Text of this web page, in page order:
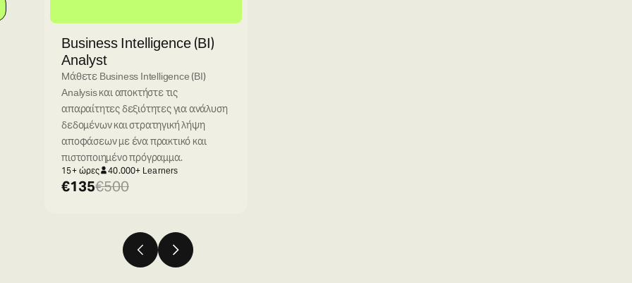
Business Intelligence (BI)
Analyst
Μάθετε Business Intelligence (BI)
Analysis και αποκτήστε τις
απαραίτητες δεξιότητες για ανάλυση
δεδομένων και στρατηγική λήψη
αποφάσεων με ένα πρακτικό και
πιστοποιημένο πρόγραμμα.
15+ ώρες 40.000+ Learners
135 500